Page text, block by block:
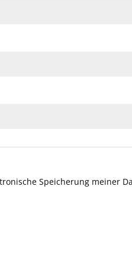
Speicherung meiner